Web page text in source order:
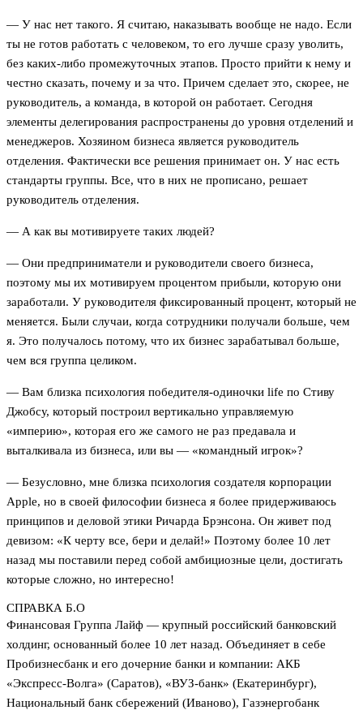
— У нас нет такого. Я считаю, наказывать вообще не надо. Если
ты не готов работать с человеком, то его лучше сразу уволить,
без каких-либо промежуточных этапов. Просто прийти к нему и
честно сказать, почему и за что. Причем сделает это, скорее, не
руководитель, а команда, в которой он работает. Сегодня
элементы делегирования распространены до уровня отделений и
менеджеров. Хозяином бизнеса является руководитель
отделения. Фактически все решения принимает он. У нас есть
стандарты группы. Все, что в них не прописано, решает
руководитель отделения.
— А как вы мотивируете таких людей?
— Они предприниматели и руководители своего бизнеса,
поэтому мы их мотивируем процентом прибыли, которую они
заработали. У руководителя фиксированный процент, который не
меняется. Были случаи, когда сотрудники получали больше, чем
я. Это получалось потому, что их бизнес зарабатывал больше,
чем вся группа целиком.
— Вам близка психология победителя-одиночки life по Стиву
Джобсу, который построил вертикально управляемую
«империю», которая его же самого не раз предавала и
выталкивала из бизнеса, или вы — «командный игрок»?
— Безусловно, мне близка психология создателя корпорации
Apple, но в своей философии бизнеса я более придерживаюсь
принципов и деловой этики Ричарда Брэнсона. Он живет под
девизом: «К черту все, бери и делай!» Поэтому более 10 лет
назад мы поставили перед собой амбициозные цели, достигать
которые сложно, но интересно!
СПРАВКА Б.О
Финансовая Группа Лайф — крупный российский банковский
холдинг, основанный более 10 лет назад. Объединяет в себе
Пробизнесбанк и его дочерние банки и компании: АКБ
«Экспресс-Волга» (Саратов), «ВУЗ-банк» (Екатеринбург),
Национальный банк сбережений (Иваново), Газэнергобанк